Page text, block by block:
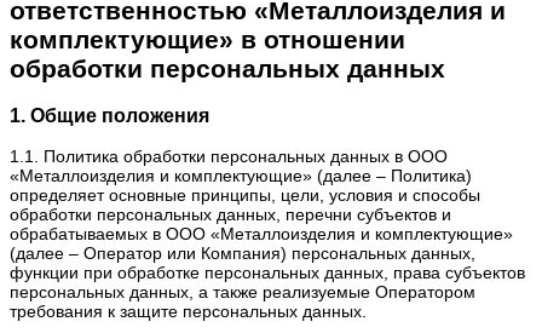
ответственностью «Металлоизделия и
комплектующие» в отношении
обработки персональных данных
1. Общие положения
1.1. Политика обработки персональных данных в ООО
«Металлоизделия и комплектующие» (далее – Политика)
определяет основные принципы, цели, условия и способы
обработки персональных данных, перечни субъектов и
обрабатываемых в ООО «Металлоизделия и комплектующие»
(далее – Оператор или Компания) персональных данных,
функции при обработке персональных данных, права субъектов
персональных данных, а также реализуемые Оператором
требования к защите персональных данных.